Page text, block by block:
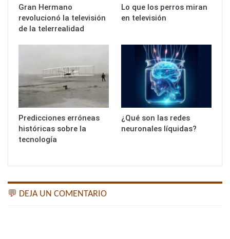
Gran Hermano
revolucionó la televisión
de la telerrealidad
Lo que los perros miran
en televisión
Predicciones erróneas
históricas sobre la
tecnología
¿Qué son las redes
neuronales líquidas?
💬 DEJA UN COMENTARIO